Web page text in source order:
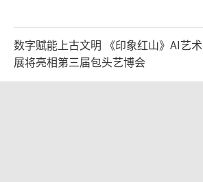
数字赋能上古文明 《印象红山》AI艺术
展将亮相第三届包头艺博会
2026-07-31 18:22:59